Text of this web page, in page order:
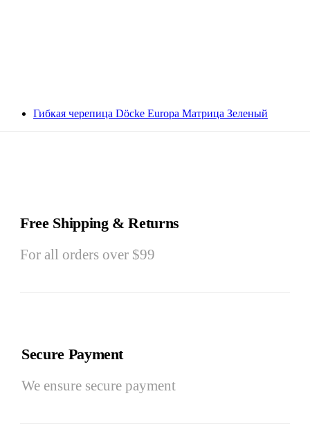
Гибкая черепица Döcke Europa Матрица Зеленый
Free Shipping & Returns
For all orders over $99
Secure Payment
We ensure secure payment